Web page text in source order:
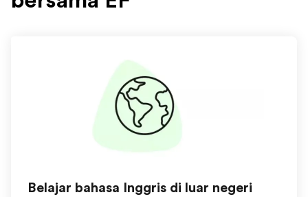
Belajar bahasa Inggris di luar negeri